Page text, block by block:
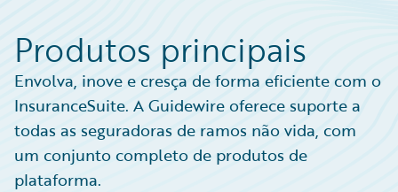
Produtos principais
Guidewire Analytics
Tecnologia Guidewire
Guidewire Solutions
Services
Produtos principais
Envolva, inove e cresça de forma eficiente com o
InsuranceSuite. A Guidewire oferece suporte a
todas as seguradoras de ramos não vida, com
um conjunto completo de produtos de
plataforma.